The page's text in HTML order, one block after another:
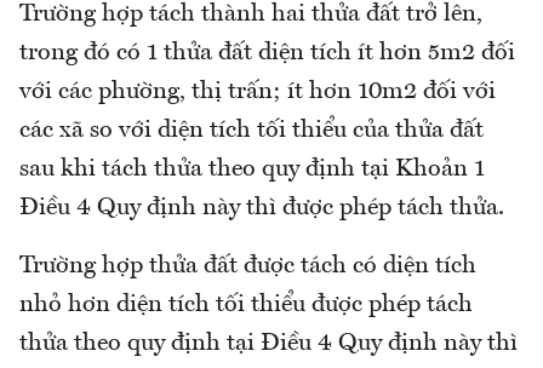
Trường hợp tách thành hai thửa đất trở lên,
trong đó có 1 thửa đất diện tích ít hơn 5m2 đối
với các phường, thị trấn; ít hơn 10m2 đối với
các xã so với diện tích tối thiểu của thửa đất
sau khi tách thửa theo quy định tại Khoản 1
Điều 4 Quy định này thì được phép tách thửa.
Trường hợp thửa đất được tách có diện tích
nhỏ hơn diện tích tối thiểu được phép tách
thửa theo quy định tại Điều 4 Quy định này thì